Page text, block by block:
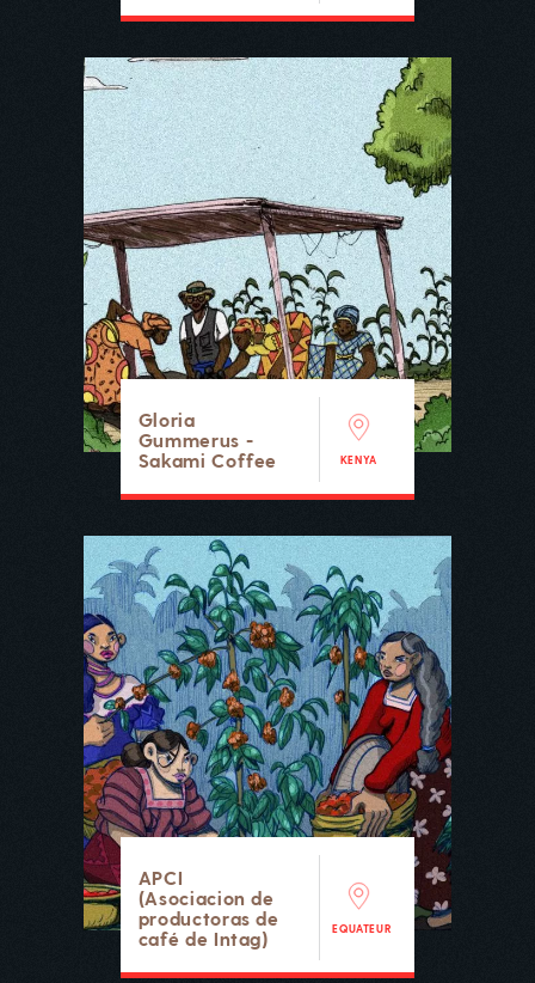
Gloria
Gummerus -
Sakami Coffee
KENYA
APCI
(Asociacion de
productoras de
café de Intag)
EQUATEUR